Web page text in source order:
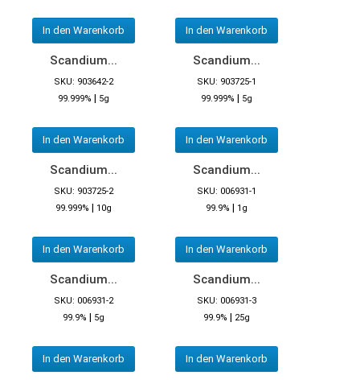
In den Warenkorb In den Warenkorb
Scandium...
SKU: 903642-2
99.999% | 5g
In den Warenkorb
Scandium...
SKU: 903725-1
99.999% | 5g
In den Warenkorb
Scandium...
SKU: 903725-2
99.999% | 10g
In den Warenkorb
Scandium...
SKU: 006931-1
99.9% | 1g
In den Warenkorb
Scandium...
SKU: 006931-2
99.9% | 5g
In den Warenkorb
Scandium...
SKU: 006931-3
99.9% | 25g
In den Warenkorb